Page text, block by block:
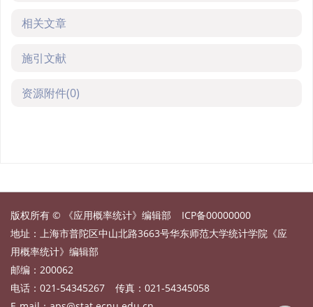
相关文章
施引文献
资源附件(0)
版权所有 © 《应用概率统计》编辑部
ICP备00000000
地址：上海市普陀区中山北路3663号华东师范大学统计学院《应
用概率统计》编辑部
邮编：200062
电话：021-54345267
传真：021-54345058